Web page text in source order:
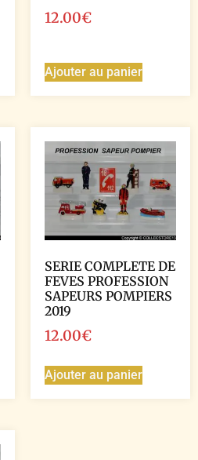
12.00€
Ajouter au panier
SERIE COMPLETE DE
FEVES PROFESSION
SAPEURS POMPIERS
2019
12.00€
Ajouter au panier